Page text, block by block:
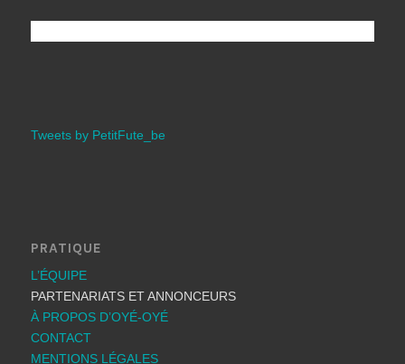
Tweets by PetitFute_be
PRATIQUE
L’ÉQUIPE
PARTENARIATS ET ANNONCEURS
À PROPOS D’OYÉ-OYÉ
CONTACT
MENTIONS LÉGALES